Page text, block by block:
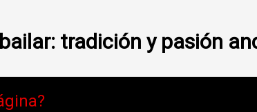
tradición y pasión